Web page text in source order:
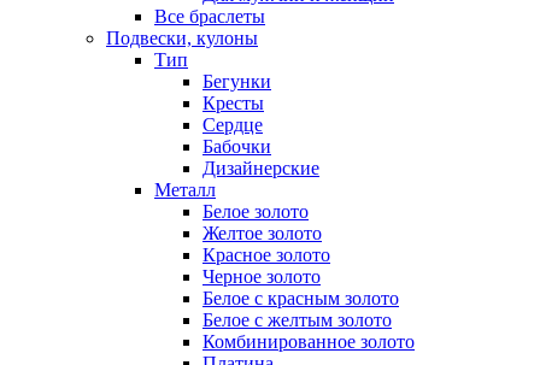
Все браслеты
Подвески, кулоны
Тип
Бегунки
Кресты
Сердце
Бабочки
Дизайнерские
Металл
Белое золото
Желтое золото
Красное золото
Черное золото
Белое с красным золото
Белое с желтым золото
Комбинированное золото